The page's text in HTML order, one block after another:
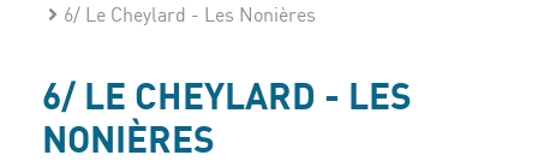
6/ Le Cheylard - Les Nonières
6/ LE CHEYLARD - LES
NONIÈRES